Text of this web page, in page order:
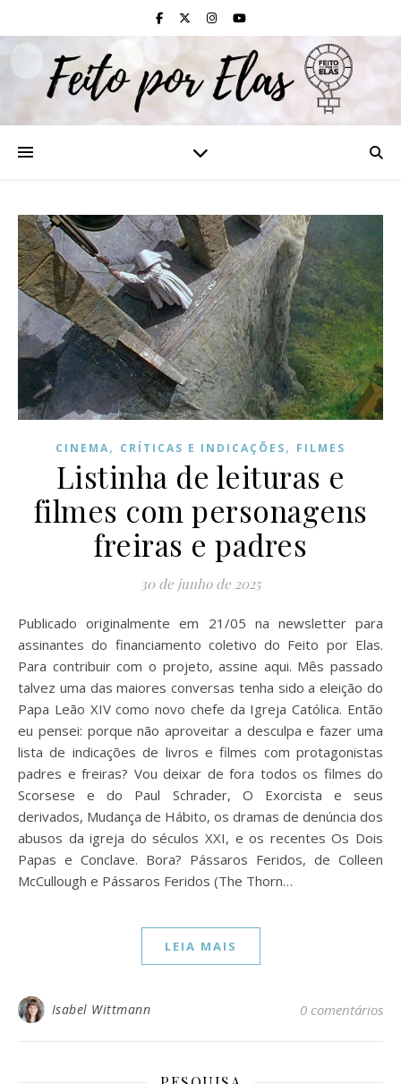
CINEMA, CRÍTICAS E INDICAÇÕES, FILMES
Listinha de leituras e
filmes com personagens
freiras e padres
30 de junho de 2025
Publicado originalmente em 21/05 na newsletter para
assinantes do financiamento coletivo do Feito por Elas.
Para contribuir com o projeto, assine aqui. Mês passado
talvez uma das maiores conversas tenha sido a eleição do
Papa Leão XIV como novo chefe da Igreja Católica. Então
eu pensei: porque não aproveitar a desculpa e fazer uma
lista de indicações de livros e filmes com protagonistas
padres e freiras? Vou deixar de fora todos os filmes do
Scorsese e do Paul Schrader, O Exorcista e seus
derivados, Mudança de Hábito, os dramas de denúncia dos
abusos da igreja do séculos XXI, e os recentes Os Dois
Papas e Conclave. Bora? Pássaros Feridos, de Colleen
McCullough e Pássaros Feridos (The Thorn…
LEIA MAIS
Isabel Wittmann 0 comentários